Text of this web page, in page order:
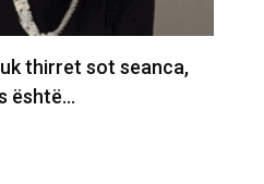
Abdixhiku sërish e pranon
Kurtit, arrin në Kuvend…